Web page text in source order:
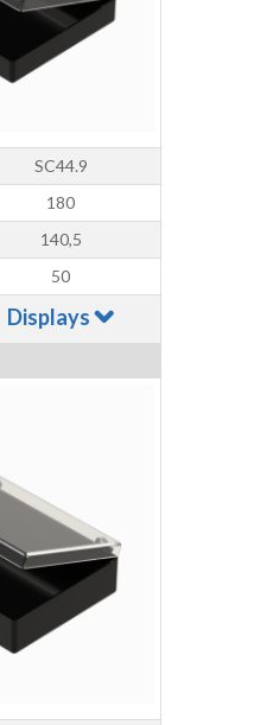
SC44.9
180
140,5
50
Displays